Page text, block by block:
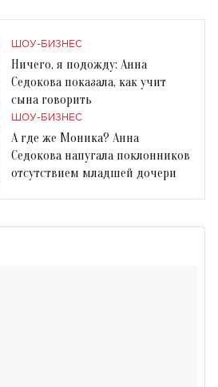
ШОУ-БИЗНЕС
Ничего, я подожду: Анна
Седокова показала, как учит
сына говорить
ШОУ-БИЗНЕС
А где же Моника? Анна
Седокова напугала поклонников
отсутствием младшей дочери